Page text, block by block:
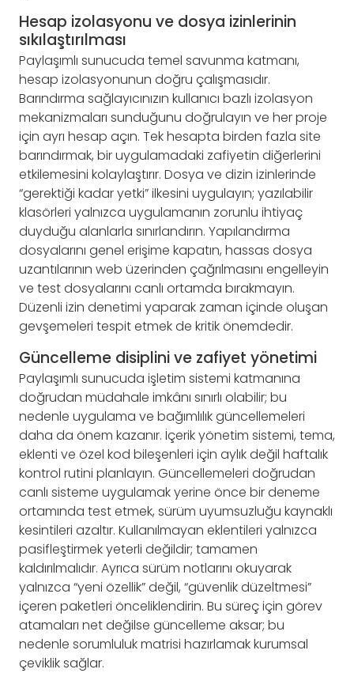
Hesap izolasyonu ve dosya izinlerinin
sıkılaştırılması
Paylaşımlı sunucuda temel savunma katmanı,
hesap izolasyonunun doğru çalışmasıdır.
Barındırma sağlayıcınızın kullanıcı bazlı izolasyon
mekanizmaları sunduğunu doğrulayın ve her proje
için ayrı hesap açın. Tek hesapta birden fazla site
barındırmak, bir uygulamadaki zafiyetin diğerlerini
etkilemesini kolaylaştırır. Dosya ve dizin izinlerinde
“gerektiği kadar yetki” ilkesini uygulayın; yazılabilir
klasörleri yalnızca uygulamanın zorunlu ihtiyaç
duyduğu alanlarla sınırlandırın. Yapılandırma
dosyalarını genel erişime kapatın, hassas dosya
uzantılarının web üzerinden çağrılmasını engelleyin
ve test dosyalarını canlı ortamda bırakmayın.
Düzenli izin denetimi yaparak zaman içinde oluşan
gevşemeleri tespit etmek de kritik önemdedir.
Güncelleme disiplini ve zafiyet yönetimi
Paylaşımlı sunucuda işletim sistemi katmanına
doğrudan müdahale imkânı sınırlı olabilir; bu
nedenle uygulama ve bağımlılık güncellemeleri
daha da önem kazanır. İçerik yönetim sistemi, tema,
eklenti ve özel kod bileşenleri için aylık değil haftalık
kontrol rutini planlayın. Güncellemeleri doğrudan
canlı sisteme uygulamak yerine önce bir deneme
ortamında test etmek, sürüm uyumsuzluğu kaynaklı
kesintileri azaltır. Kullanılmayan eklentileri yalnızca
pasifleştirmek yeterli değildir; tamamen
kaldırılmalıdır. Ayrıca sürüm notlarını okuyarak
yalnızca “yeni özellik” değil, “güvenlik düzeltmesi”
içeren paketleri önceliklendirin. Bu süreç için görev
atamaları net değilse güncelleme aksar; bu
nedenle sorumluluk matrisi hazırlamak kurumsal
çeviklik sağlar.